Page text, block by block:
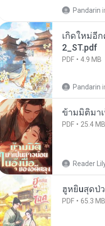
Pandarin
เกิดใหม่อี
2_ST.pdf
PDF 4.9 MB
Pandarin
ข้ามมิติมา
PDF 25.4 MB
Reader
ฮูหยิuสุดป่
PDF 65.3 MB